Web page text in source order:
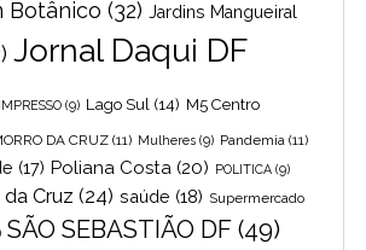
Botânico (32) Jardins Mangueiral
Jornal Daqui DF
(9) Lago Sul (14) M5 Centro
DA CRUZ (11) Mulheres (9) Pandemia (11)
(17) Poliana Costa (20) POLITICA (9)
Cruz (24) saúde (18) Supermercado
SÃO SEBASTIÃO DF (49)